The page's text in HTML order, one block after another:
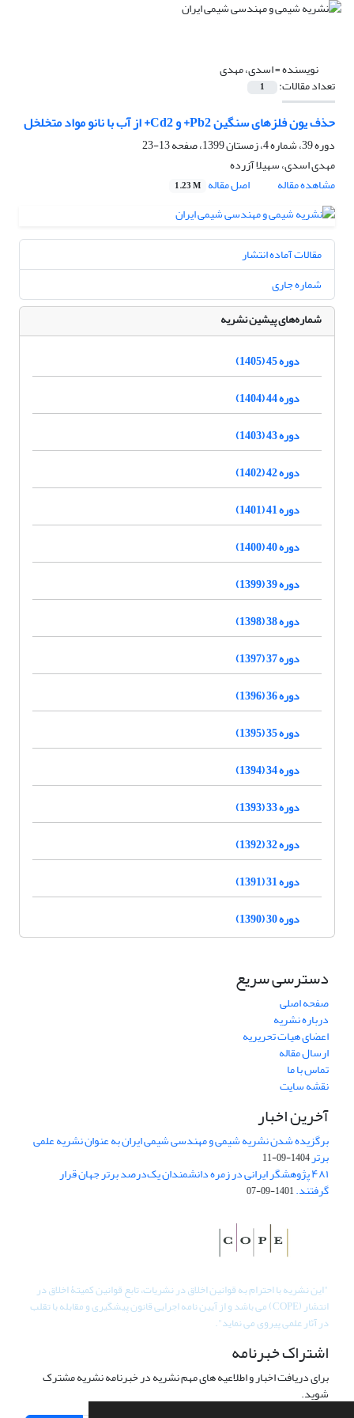
نویسنده =اسدی، مهدی
تعداد مقالات: 1
حذف یون فلزهای سنگین Pb2+ و Cd2+ از آب با نانو مواد متخلخل
دوره 39، شماره 4، زمستان 1399، صفحه
13-23
مهدی اسدی، سهیلا آزرده
مشاهده مقاله
اصل مقاله 1.23 M
مقالات آماده انتشار
شماره جاری
شماره‌های پیشین نشریه
دوره 45 (1405)
دوره 44 (1404)
دوره 43 (1403)
دوره 42 (1402)
دوره 41 (1401)
دوره 40 (1400)
دوره 39 (1399)
دوره 38 (1398)
دوره 37 (1397)
دوره 36 (1396)
دوره 35 (1395)
دوره 34 (1394)
دوره 33 (1393)
دوره 32 (1392)
دوره 31 (1391)
دوره 30 (1390)
دسترسی سریع
صفحه اصلی
درباره نشریه
اعضای هیات تحریریه
ارسال مقاله
تماس با ما
نقشه سایت
آخرین اخبار
برگزیده شدن نشریه شیمی و مهندسی شیمی ایران به عنوان نشریه علمی
برتر1404-09-11
۴۸۱ پژوهشگر ایرانی در زمره دانشمندان یک‌درصد برتر جهان قرار
گرفتند.1401-09-07
"این نشریه با احترام به قوانین اخلاق در نشریات، تابع قوانین کمیتۀ اخلاق در
انتشار (COPE) می باشد و از آیین نامه اجرایی قانون پیشگیری و مقابله با تقلب
در آثار علمی پیروی می نماید".
اشتراک خبرنامه
برای دریافت اخبار و اطلاعیه های مهم نشریه در خبرنامه نشریه مشترک
شوید.